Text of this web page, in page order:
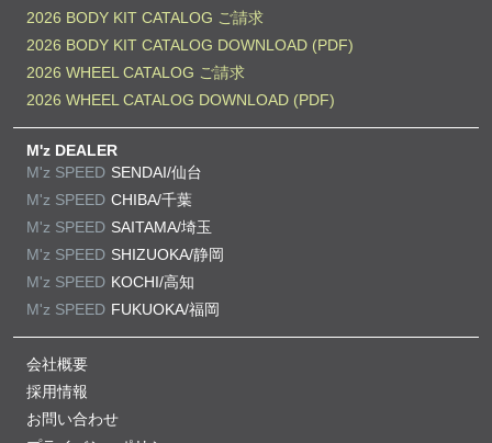
2026 BODY KIT CATALOG ご請求
2026 BODY KIT CATALOG DOWNLOAD (PDF)
2026 WHEEL CATALOG ご請求
2026 WHEEL CATALOG DOWNLOAD (PDF)
M'z DEALER
M'z SPEED SENDAI/仙台
M'z SPEED CHIBA/千葉
M'z SPEED SAITAMA/埼玉
M'z SPEED SHIZUOKA/静岡
M'z SPEED KOCHI/高知
M'z SPEED FUKUOKA/福岡
会社概要
採用情報
お問い合わせ